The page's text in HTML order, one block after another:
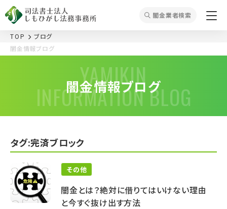
闇⾦業者検索
YAMIKIN
INFORMATION BLOG
闇金情報ブログ
闇金情報ブログ
TOP ブログ
タグ:完済ブロック
その他
闇金とは？絶対に借りてはいけない理由
と今すぐ抜け出す方法